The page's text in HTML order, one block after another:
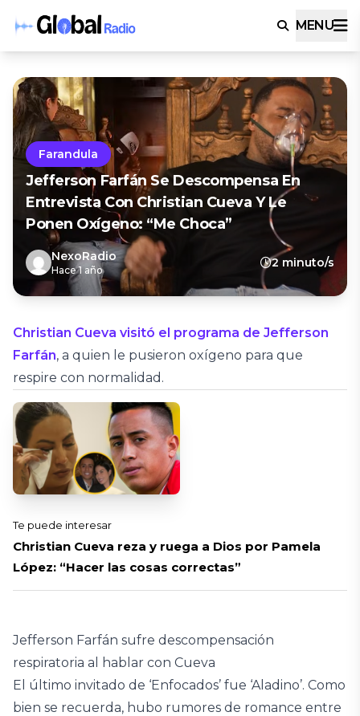
MENU
Farandula
Jefferson Farfán Se Descompensa En
Entrevista Con Christian Cueva Y Le
Ponen Oxígeno: “Me Choca”
NexoRadio
Hace 1 año
2 minuto/s
Christian Cueva visitó el programa de Jefferson
Farfán, a quien le pusieron oxígeno para que
respire con normalidad.
Te puede interesar
Christian Cueva reza y ruega a Dios por Pamela
López: “Hacer las cosas correctas”
Jefferson Farfán sufre descompensación
respiratoria al hablar con Cueva
El último invitado de ‘Enfocados’ fue ‘Aladino’. Como
bien se recuerda, hubo rumores de romance entre